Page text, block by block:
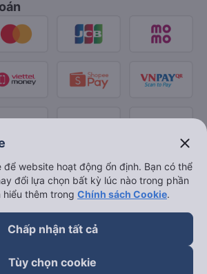
close
để website hoạt động ổn định. Bạn có thể
đổi lựa chọn bất kỳ lúc nào trong phần
hiểu thêm trong Chính sách Cookie.
Chấp nhận tất cả
Tùy chọn cookie